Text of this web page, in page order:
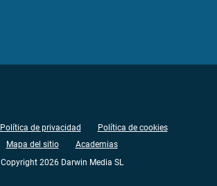
Política de privacidad
Política de cookies
Mapa del sitio
Academias
Copyright 2026 Darwin Media SL